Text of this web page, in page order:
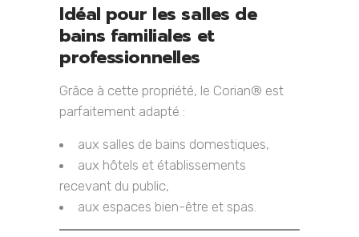
Idéal pour les salles de
bains familiales et
professionnelles
Grâce à cette propriété, le Corian® est
parfaitement adapté :
aux salles de bains domestiques,
aux hôtels et établissements
recevant du public,
aux espaces bien-être et spas.